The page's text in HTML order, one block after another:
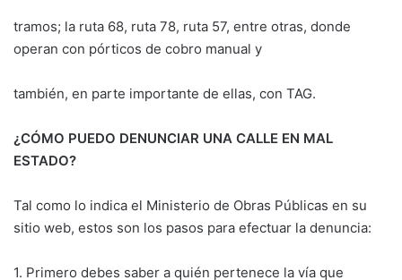
tramos; la ruta 68, ruta 78, ruta 57, entre otras, donde
operan con pórticos de cobro manual y
también, en parte importante de ellas, con TAG.
¿CÓMO PUEDO DENUNCIAR UNA CALLE EN MAL
ESTADO?
Tal como lo indica el Ministerio de Obras Públicas en su
sitio web, estos son los pasos para efectuar la denuncia:
1. Primero debes saber a quién pertenece la vía que